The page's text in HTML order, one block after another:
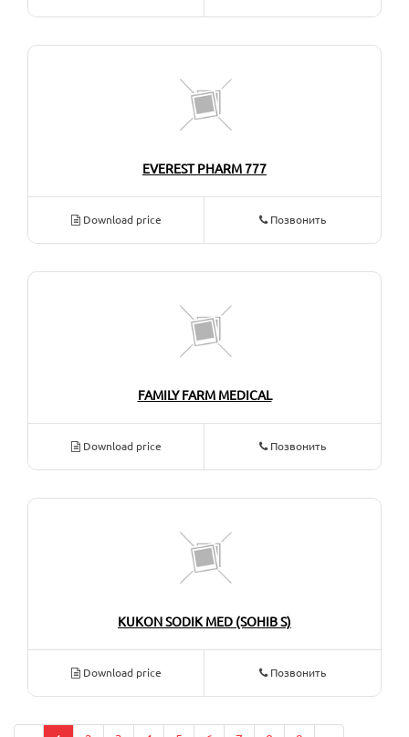
EVEREST PHARM 777
Download price Позвонить
FAMILY FARM MEDICAL
Download price Позвонить
KUKON SODIK MED (SOHIB S)
Download price Позвонить